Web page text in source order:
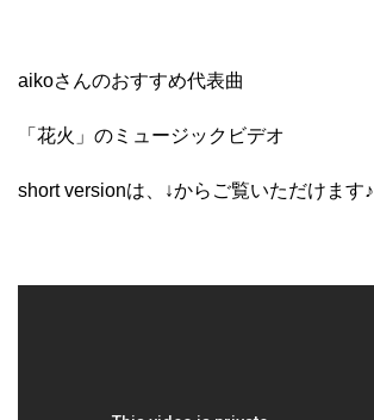
aikoさんのおすすめ代表曲
「花火」の ミュージックビデオ
short versionは、 ↓からご覧いただけます♪